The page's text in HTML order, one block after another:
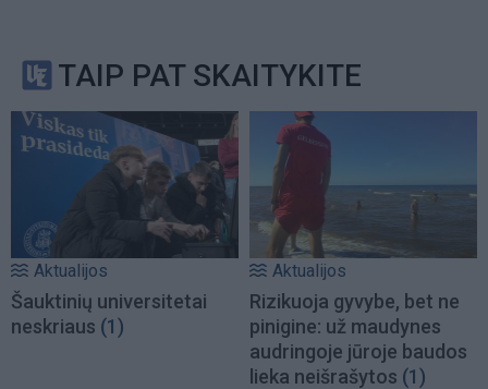
TAIP PAT SKAITYKITE
Aktualijos
Šauktinių universitetai
neskriaus (1)
Aktualijos
Rizikuoja gyvybe, bet ne
pinigine: už maudynes
audringoje jūroje baudos
lieka neišrašytos (1)